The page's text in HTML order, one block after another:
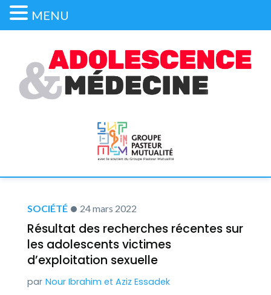
SOCIÉTÉ 24 mars 2022
Résultat des recherches récentes sur
les adolescents victimes
d’exploitation sexuelle
Nour Ibrahim et Aziz Essadek
MENU